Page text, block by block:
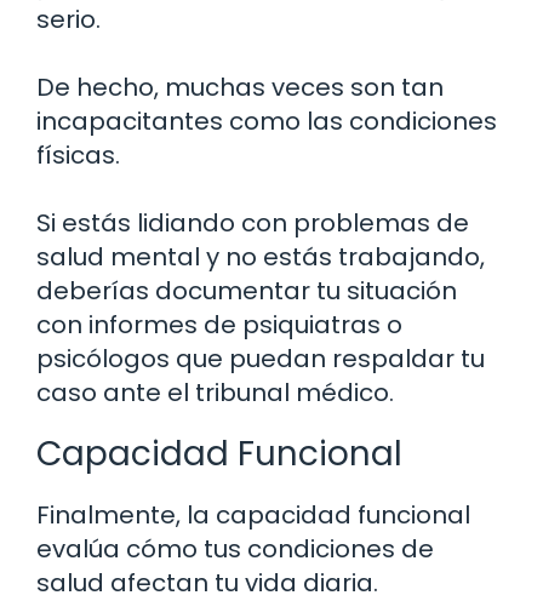
serio.
De hecho, muchas veces son tan
incapacitantes como las condiciones
físicas.
Si estás lidiando con problemas de
salud mental y no estás trabajando,
deberías documentar tu situación
con informes de psiquiatras o
psicólogos que puedan respaldar tu
caso ante el tribunal médico.
Capacidad Funcional
Finalmente, la capacidad funcional
evalúa cómo tus condiciones de
salud afectan tu vida diaria.